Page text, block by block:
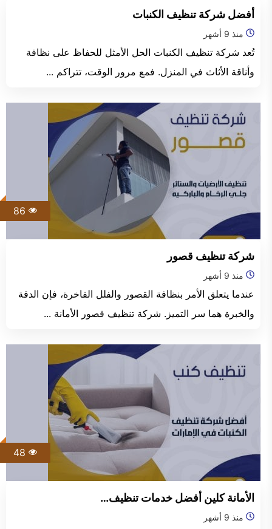
الفجيرة
أفضل شركة تنظيف الكنبات
منذ 9 أشهر
تُعد شركة تنظيف الكنبات الحل الأمثل للحفاظ على نظافة
وأناقة الأثاث في المنزل. فمع مرور الوقت، تتراكم ...
شركة تنظيف قصور
منذ 9 أشهر
عندما يتعلق الأمر بنظافة القصور والفلل الفاخرة، فإن الدقة
والخبرة هما سر التميز. شركة تنظيف قصور الأمانة ...
الأمانة كلين أفضل خدمات تنظيف…
منذ 9 أشهر